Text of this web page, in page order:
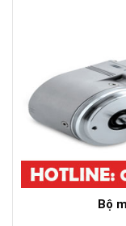
Bộ